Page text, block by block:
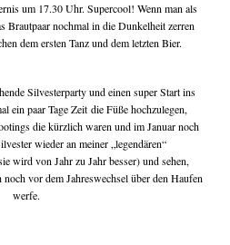
um 17.30 Uhr. Supercool! Wenn man als
Brautpaar nochmal in die Dunkelheit zerren
dem ersten Tanz und dem letzten Bier.
Silvesterparty und einen super Start ins
ein paar Tage Zeit die Füße hochzulegen,
die kürzlich waren und im Januar noch
wieder an meiner „legendären“
wird von Jahr zu Jahr besser) und sehen,
vor dem Jahreswechsel über den Haufen
werfe.